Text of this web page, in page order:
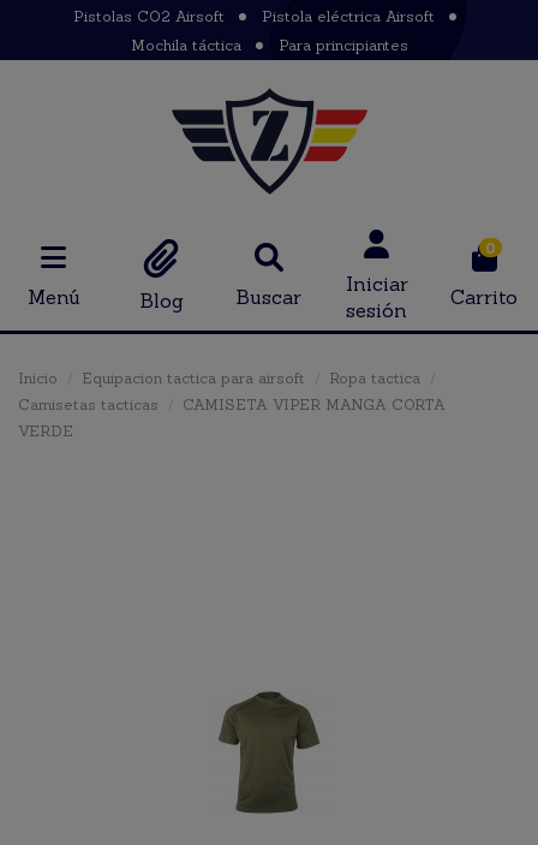
Pistolas CO2 Airsoft
Pistola eléctrica Airsoft
Mochila táctica
Para principiantes
Menú Blog Buscar
Iniciar
sesión
0
Carrito
Inicio Equipacion tactica para airsoft
Ropa tactica
Camisetas tacticas
CAMISETA VIPER MANGA CORTA
VERDE